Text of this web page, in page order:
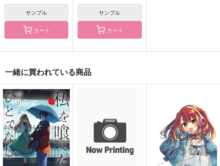
5075
535円（税込）
へし切長谷部×女審神者
サンプル
作品詳細
く決めたい！
涙腺
サンプル
作品詳細
1,001円（税込）
サンプル
作品詳細
サンプル
カート
サンプル
カート
一緒に買われている商品